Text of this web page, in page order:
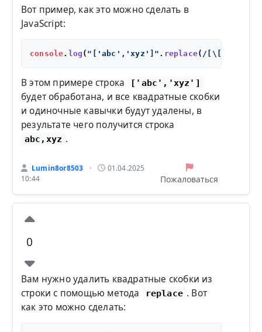
Вот пример, как это можно сделать в
JavaScript:
console. log ( "['abc','xyz']" . replace( /[\[\]']+/g
В этом примере строка ['abc','xyz']
будет обработана, и все квадратные скобки
и одиночные кавычки будут удалены, в
результате чего получится строка
abc,xyz .
Lumin8or8503 •
01.04.2025
10:44
Пожаловаться
0
Вам нужно удалить квадратные скобки из
строки с помощью метода
replace . Вот
как это можно сделать: